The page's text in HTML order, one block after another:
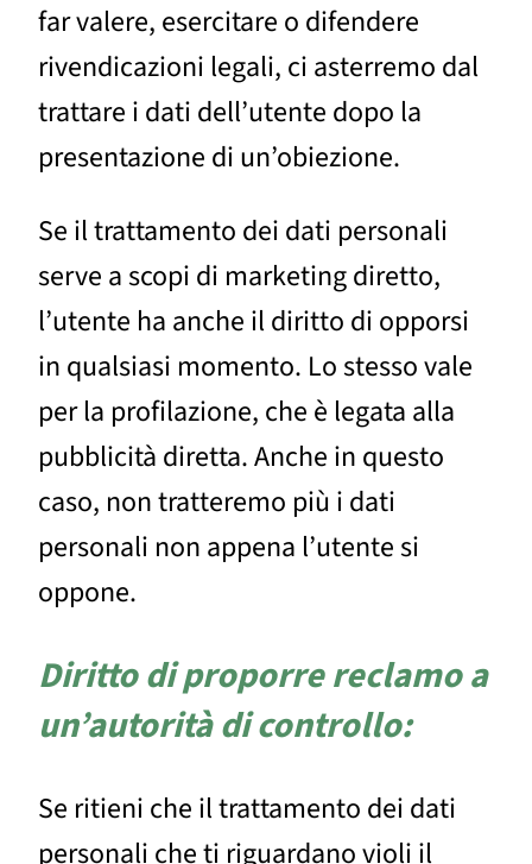
far valere, esercitare o difendere
rivendicazioni legali, ci asterremo dal
trattare i dati dell’utente dopo la
presentazione di un’obiezione.
Se il trattamento dei dati personali
serve a scopi di marketing diretto,
l’utente ha anche il diritto di opporsi
in qualsiasi momento. Lo stesso vale
per la profilazione, che è legata alla
pubblicità diretta. Anche in questo
caso, non tratteremo più i dati
personali non appena l’utente si
oppone.
Diritto di proporre reclamo a
un’autorità di controllo:
Se ritieni che il trattamento dei dati
personali che ti riguardano violi il